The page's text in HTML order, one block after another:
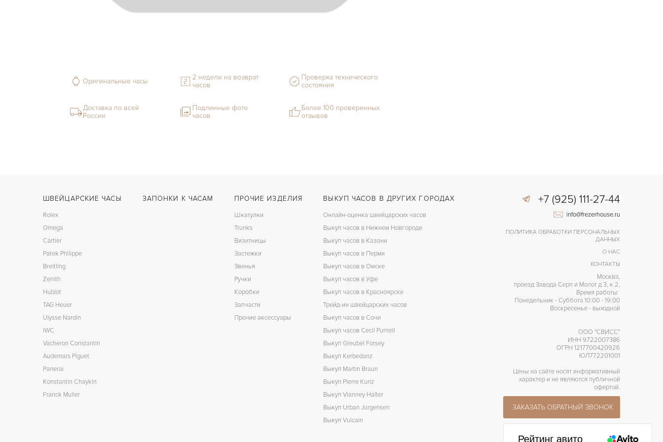
Оригинальные часы
2 недели на возврат
часов
Проверка технического
состояния
Доставка по всей
России
Подлинные фото
часов
Более 100 проверенных
отзывов
ШВЕЙЦАРСКИЕ ЧАСЫ
Rolex
Omega
Cartier
Patek Philippe
Breitling
Zenith
Hublot
TAG Heuer
Ulysse Nardin
IWC
Vacheron Constantin
Audemars Piguet
Panerai
Konstantin Chaykin
Franck Muller
ЗАПОНКИ К ЧАСАМ ПРОЧИЕ ИЗДЕЛИЯ
Шкатулки
Trunks
Визитницы
Застежки
Звенья
Ручки
Коробки
Запчасти
Прочие аксессуары
ВЫКУП ЧАСОВ В ДРУГИХ ГОРОДАХ
Онлайн-оценка швейцарских часов
Выкуп часов в Нижнем Новгороде
Выкуп часов в Казани
Выкуп часов в Перми
Выкуп часов в Омске
Выкуп часов в Уфе
Выкуп часов в Красноярске
Трейд-ин швейцарских часов
Выкуп часов в Сочи
Выкуп часов Cecil Purnell
Выкуп Greubel Forsey
Выкуп Kerbedanz
Выкуп Martin Braun
Выкуп Pierre Kunz
Выкуп Vianney Halter
Выкуп Urban Jurgensen
Выкуп Vulcain
+7 (925) 111-27-44
info@frezerhouse.ru
ПОЛИТИКА ОБРАБОТКИ ПЕРСОНАЛЬНЫХ
ДАННЫХ
О НАС
КОНТАКТЫ
Москва,
проезд Завода Серп и Молот д 3, к 2,
Время работы:
Понедельник - Суббота 10:00 - 19:00
Воскресенье - выходной
ООО "СВИСС"
ИНН 9722007386
ОГРН 1217700420926
ЮЛ772201001
Цены на сайте носят информативный
характер и не являются публичной
офертой.
ЗАКАЗАТЬ ОБРАТНЫЙ ЗВОНОК
Рейтинг авито